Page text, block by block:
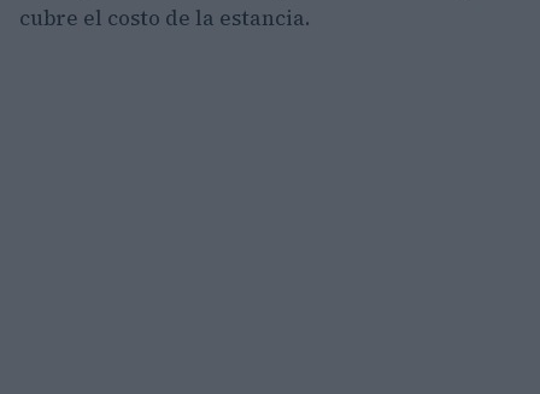
cubre el costo de la estancia.